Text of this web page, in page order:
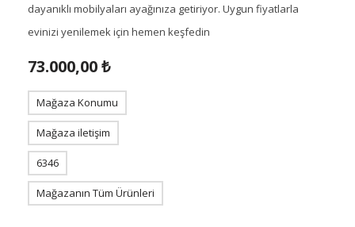
dayanıklı mobilyaları ayağınıza getiriyor. Uygun fiyatlarla
evinizi yenilemek için hemen keşfedin
73.000,00 ₺
Mağaza Konumu
Mağaza iletişim
6346
Mağazanın Tüm Ürünleri